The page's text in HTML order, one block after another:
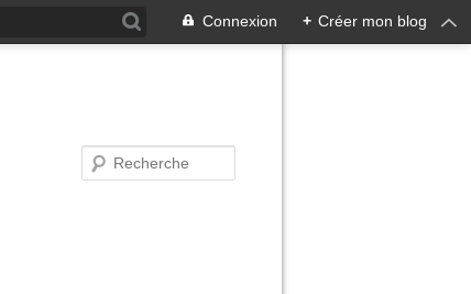
Connexion + Créer mon blog